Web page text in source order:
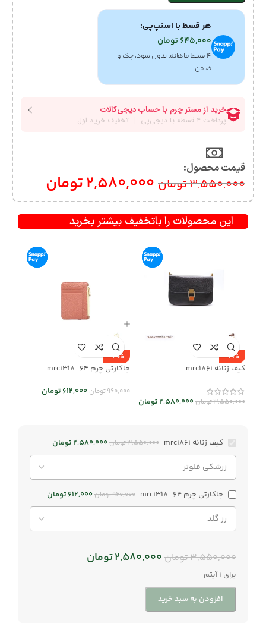
هر قسط با اسنپ‌پی:
645,000تومان
۴ قسط ماهانه. بدون سود، چک و
ضامن.
قیمت محصول:​
3,550,000تومان 2,580,000تومان
این محصولات را باتخفیف بیشتر بخرید
-27%
کیف زنانه mrc1861
3,550,000تومان2,580,000تومان
-36%
جاکارتی چرم mrc1318-64
960,000تومان612,000 تومان
کیف زنانه mrc1861 3,550,000تومان2,580,000تومان
جاکارتی چرم mrc1318-64 960,000تومان612,000 تومان
3,550,000تومان 2,580,000تومان
برای 1 آیتم
افزودن به سبد خرید